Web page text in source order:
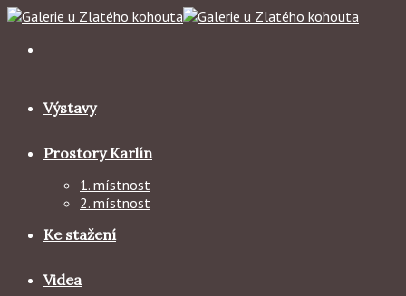
Skip
content
Výstavy
Prostory Karlín
1. místnost
2. místnost
Ke stažení
Videa